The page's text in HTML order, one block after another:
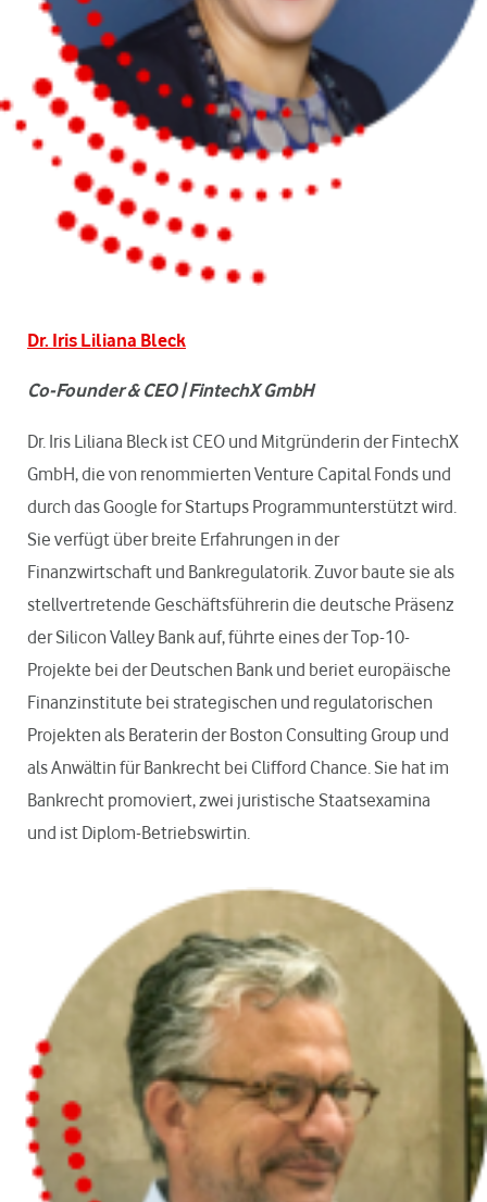
Dr. Iris Liliana Bleck
Co-Founder & CEO | FintechX GmbH
Dr. Iris Liliana Bleck ist CEO und Mitgründerin der FintechX
GmbH, die von renommierten Venture Capital Fonds und
durch das Google for Startups Programmunterstützt wird.
Sie verfügt über breite Erfahrungen in der
Finanzwirtschaft und Bankregulatorik. Zuvor baute sie als
stellvertretende Geschäftsführerin die deutsche Präsenz
der Silicon Valley Bank auf, führte eines der Top-10-
Projekte bei der Deutschen Bank und beriet europäische
Finanzinstitute bei strategischen und regulatorischen
Projekten als Beraterin der Boston Consulting Group und
als Anwältin für Bankrecht bei Clifford Chance. Sie hat im
Bankrecht promoviert, zwei juristische Staatsexamina
und ist Diplom-Betriebswirtin.